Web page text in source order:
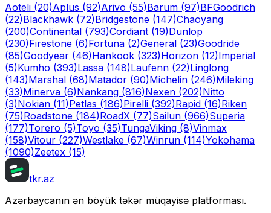
Aoteli (20)Aplus (92)Arivo (55)Barum (97)BFGoodrich
(22)Blackhawk (72)Bridgestone (147)Chaoyang
(200)Continental (793)Cordiant (19)Dunlop
(230)Firestone (6)Fortuna (2)General (23)Goodride
(85)Goodyear (46)Hankook (323)Horizon (12)Imperial
(5)Kumho (393)Lassa (148)Laufenn (22)Linglong
(143)Marshal (68)Matador (90)Michelin (246)Mileking
(33)Minerva (6)Nankang (816)Nexen (202)Nitto
(3)Nokian (11)Petlas (186)Pirelli (392)Rapid (16)Riken
(75)Roadstone (184)RoadX (77)Sailun (966)Superia
(177)Torero (5)Toyo (35)TungaViking (8)Vinmax
(158)Vitour (227)Westlake (67)Winrun (114)Yokohama
(1090)Zeetex (15)
tkr.az
Azərbaycanın ən böyük təkər müqayisə platforması.